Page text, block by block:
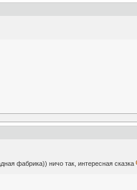
фабрика)) ничо так, интересная сказка